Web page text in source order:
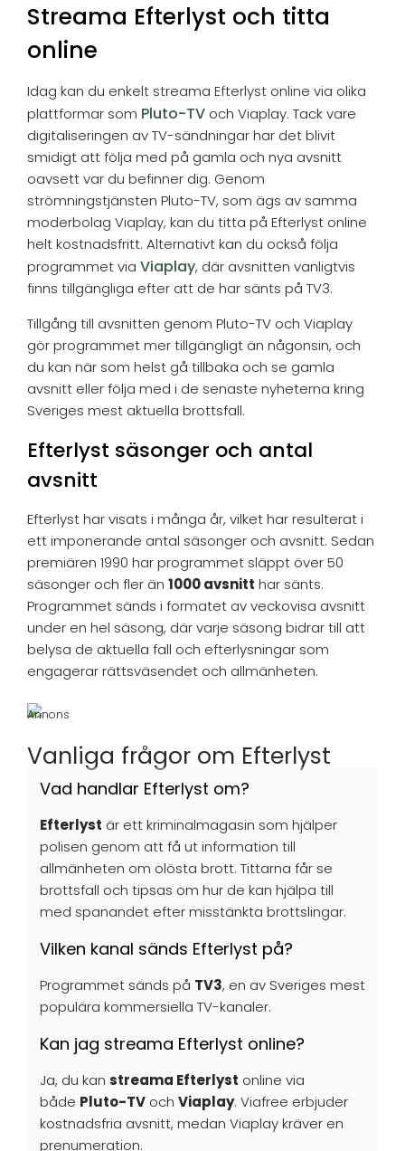
Streama Efterlyst och titta
online
Idag kan du enkelt streama Efterlyst online via olika
plattformar som Pluto-TV och Viaplay. Tack vare
digitaliseringen av TV-sändningar har det blivit
smidigt att följa med på gamla och nya avsnitt
oavsett var du befinner dig. Genom
strömningstjänsten Pluto-TV, som ägs av samma
moderbolag Viaplay, kan du titta på Efterlyst online
helt kostnadsfritt. Alternativt kan du också följa
programmet viaViaplay, där avsnitten vanligtvis
finns tillgängliga efter att de har sänts på TV3.
Tillgång till avsnitten genom Pluto-TV och Viaplay
gör programmet mer tillgängligt än någonsin, och
du kan när som helst gå tillbaka och se gamla
avsnitt eller följa med i de senaste nyheterna kring
Sveriges mest aktuella brottsfall.
Efterlyst säsonger och antal
avsnitt
Efterlyst har visats i många år, vilket har resulterat i
ett imponerande antal säsonger och avsnitt. Sedan
premiären 1990 har programmet släppt över 50
säsonger och fler än1000 avsnitt har sänts.
Programmet sänds i formatet av veckovisa avsnitt
under en hel säsong, där varje säsong bidrar till att
belysa de aktuella fall och efterlysningar som
engagerar rättsväsendet och allmänheten.
Annons
Vanliga frågor om Efterlyst
Vad handlar Efterlyst om?
Efterlyst är ett kriminalmagasin som hjälper
polisen genom att få ut information till
allmänheten om olösta brott. Tittarna får se
brottsfall och tipsas om hur de kan hjälpa till
med spanandet efter misstänkta brottslingar.
Vilken kanal sänds Efterlyst på?
Programmet sänds på TV3, en av Sveriges mest
populära kommersiella TV-kanaler.
Kan jag streama Efterlyst online?
Ja, du kan streama Efterlyst online via
både Pluto-TVoch Viaplay. Viafree erbjuder
kostnadsfria avsnitt, medan Viaplay kräver en
prenumeration.